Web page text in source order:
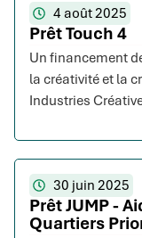
4 août 2025
Prêt Touch 4
Un financement
la créativité et la
Industries
30 juin 2025
Prêt JUMP -
Quartiers